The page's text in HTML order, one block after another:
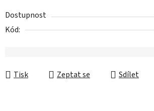
Dostupnost
Kód:
Tisk Zeptat se Sdílet